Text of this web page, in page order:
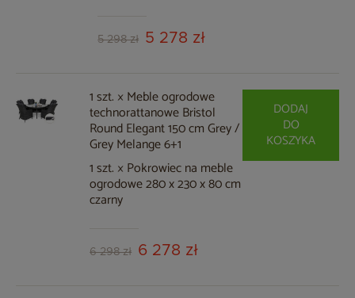
5 298 zł 5 278 zł
1 szt. × Meble ogrodowe
technorattanowe Bristol
Round Elegant 150 cm Grey /
Grey Melange 6+1
1 szt. × Pokrowiec na meble
ogrodowe 280 x 230 x 80 cm
czarny
6 298 zł 6 278 zł
DODAJ
DO
KOSZYKA